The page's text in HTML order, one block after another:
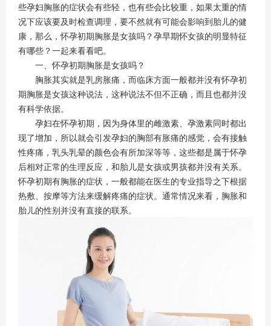
些孕妇胸胀的症状会有些轻，也有些会比较重，如果太重的情
况下应该要及时检查调理，要不然就有可能会影响到胎儿的健
康，那么，怀孕初期胸胀是女孩吗？孕早期怀女孩的明显特征
有哪些？一起来看看吧。
一、怀孕初期胸胀是女孩吗？
胸胀其实就是乳房胀痛，而临床方面一般都并没有怀孕初
期胸胀是女孩这种说法，这种说法不但不正确，而且也都并没
有科学依据。
孕妇在怀孕初期，因为身体里的雌激素、孕激素同时都出
现了增加，所以就会引发孕妇的胸部有胀痛的感觉，会有接触
性疼痛，乳头乳晕的颜色会有所加深等等，这些都是属于怀孕
后相对正常的生理反应，和胎儿是女孩或男孩都并没有关系。
怀孕初期有胸胀的症状，一般都能在医生的专业指导之下根据
热敷、按摩等方法来缓解疼痛的症状。通常情况来看，胸胀和
胎儿的性别并没有直接的联系。